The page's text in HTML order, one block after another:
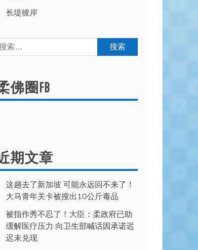
长堤彼岸
：
佛圈FB
期文章
这趟去了新加坡 可能永远回不来了！
大马青年关卡被搜出10公斤毒品
被指作秀不忍了！大臣：柔政府已助
缓解医疗压力 向卫生部喊话因承诺迟
迟未兑现